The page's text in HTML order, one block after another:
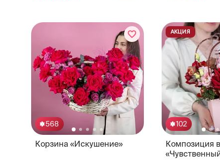
568
Корзина «Искушение»
102
Композиция
АКЦИЯ